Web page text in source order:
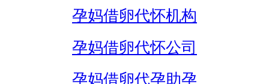
孕妈借卵代怀机构
孕妈借卵代怀公司
孕妈借卵代孕助孕